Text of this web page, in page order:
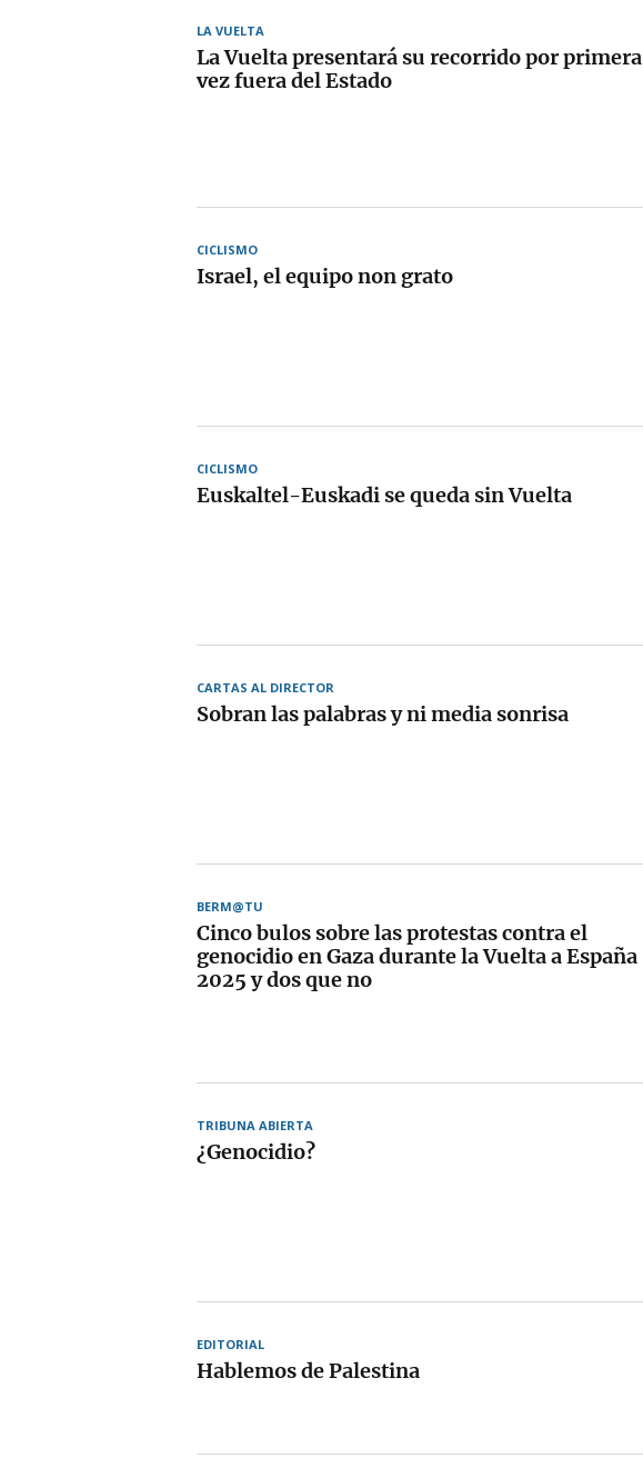
LA VUELTA
La Vuelta presentará su recorrido por primera
vez fuera del Estado
CICLISMO
Israel, el equipo non grato
CICLISMO
Euskaltel-Euskadi se queda sin Vuelta
CARTAS AL DIRECTOR
Sobran las palabras y ni media sonrisa
BERM@TU
Cinco bulos sobre las protestas contra el
genocidio en Gaza durante la Vuelta a España
2025 y dos que no
TRIBUNA ABIERTA
¿Genocidio?
EDITORIAL
Hablemos de Palestina